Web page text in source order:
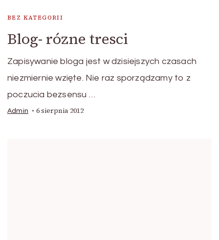
BEZ KATEGORII
Blog- rózne tresci
Zapisywanie bloga jest w dzisiejszych czasach
niezmiernie wzięte. Nie raz sporządzamy to z
poczucia bezsensu …
Admin 6 sierpnia 2012